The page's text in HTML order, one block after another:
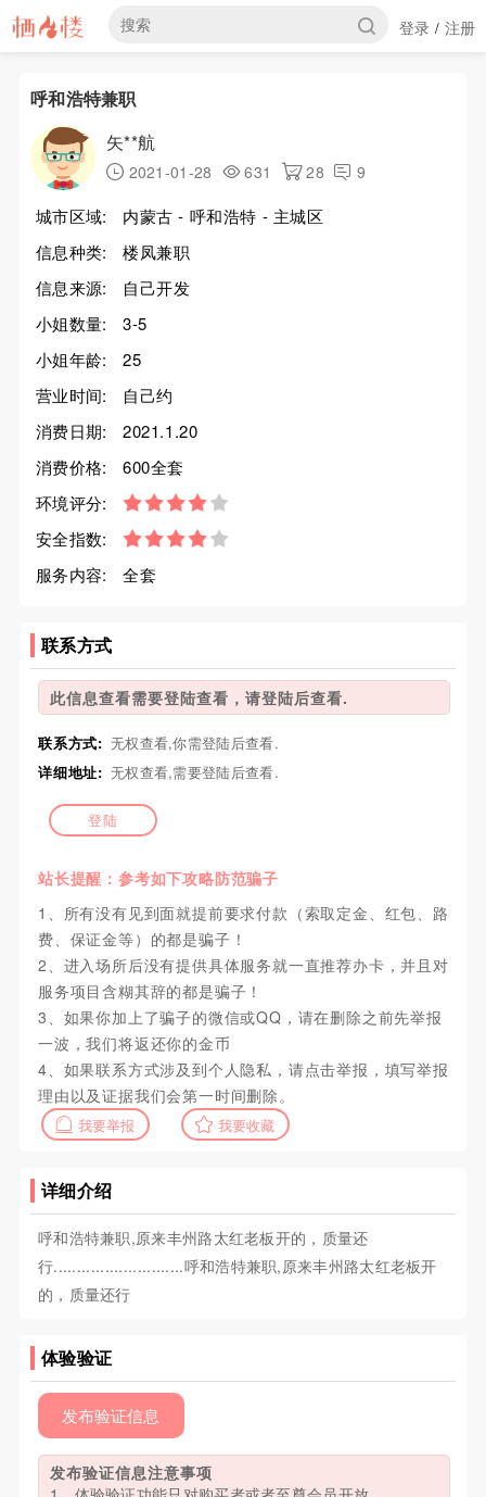
登录 / 注册
呼和浩特兼职
矢**航
2021-01-28 631 28 9
城市区域:
内蒙古 - 呼和浩特 - 主城区
信息种类:
楼凤兼职
信息来源:
自己开发
小姐数量:
3-5
小姐年龄:
25
营业时间:
自己约
消费日期:
2021.1.20
消费价格:
600全套
环境评分:
安全指数:
服务内容:
全套
联系方式
此信息查看需要登陆查看，请登陆后查看.
联系方式: 无权查看,你需登陆后查看.
详细地址: 无权查看,需要登陆后查看.
登陆
站长提醒：参考如下攻略防范骗子
1、所有没有见到面就提前要求付款（索取定金、红包、路
费、保证金等）的都是骗子！
2、进入场所后没有提供具体服务就一直推荐办卡，并且对
服务项目含糊其辞的都是骗子！
3、如果你加上了骗子的微信或QQ，请在删除之前先举报
一波，我们将返还你的金币
4、如果联系方式涉及到个人隐私，请点击举报，填写举报
理由以及证据我们会第一时间删除。
我要举报 我要收藏
详细介绍
呼和浩特兼职,原来丰州路太红老板开的，质量还
行............................呼和浩特兼职,原来丰州路太红老板开
的，质量还行
体验验证
发布验证信息
发布验证信息注意事项